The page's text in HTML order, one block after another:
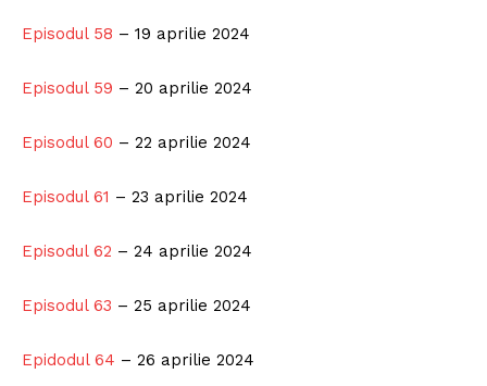
Episodul 58 – 19 aprilie 2024
Episodul 59 – 20 aprilie 2024
Episodul 60 – 22 aprilie 2024
Episodul 61 – 23 aprilie 2024
Episodul 62 – 24 aprilie 2024
Episodul 63 – 25 aprilie 2024
Epidodul 64 – 26 aprilie 2024